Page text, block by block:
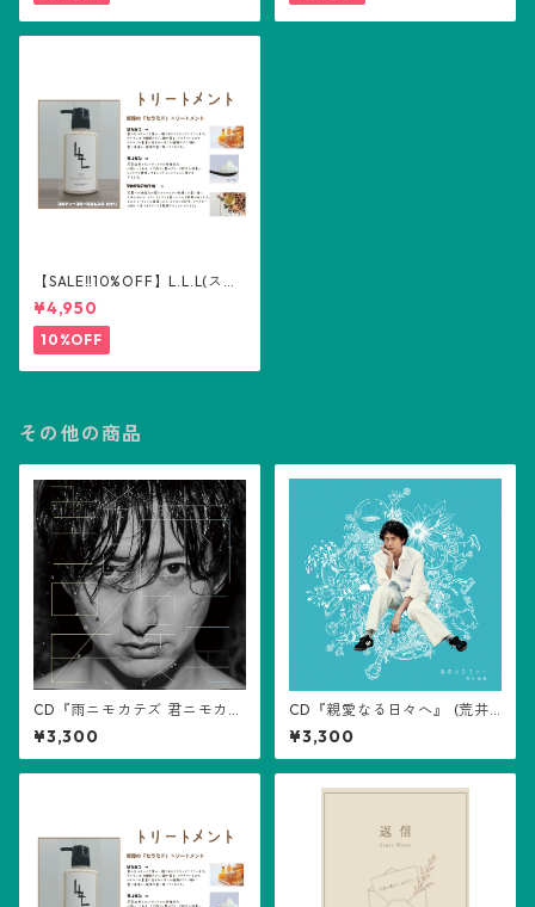
【SALE‼️10%OFF】L.L.L(スリ
ーエル) トリートメント300m
l
¥4,950
10%OFF
その他の商品
CD『雨ニモカテズ 君ニモカテ
ズ』(荒井佑輝)
¥3,300
CD『親愛なる日々へ』 (荒井
佑輝)
¥3,300